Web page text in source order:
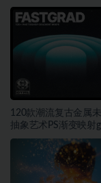
计素材
120款潮流复古金属
抽象艺术PS渐变映射
素材